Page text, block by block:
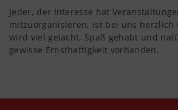
Jeder, der Interesse hat
mitzuorganisieren, ist bei uns herzlich
wird viel gelacht, Spaß gehabt und
gewisse Ernsthaftigkeit vorhanden.